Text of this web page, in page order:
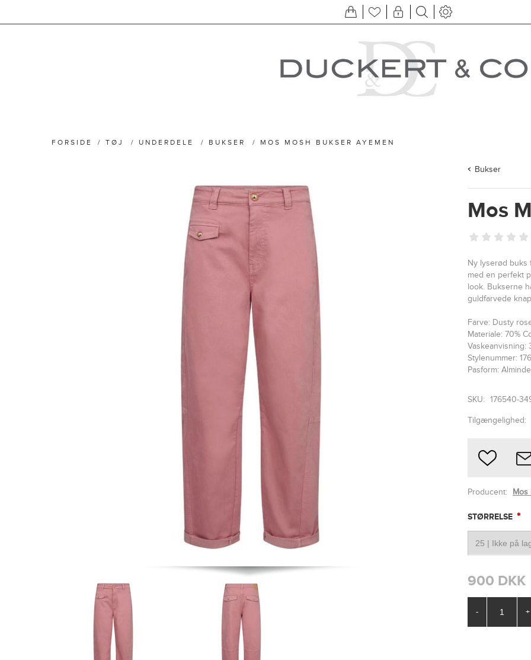
FORSIDE / TØJ / UNDERDELE / BUKSER / MOS MOSH BUKSER AYEMEN
Bukser
Mos
Ny lyserød buks
med en perfekt
look. Bukserne
guldfarvede
Farve: Dusty
Materiale: 70%
Vaskeanvisning:
Stylenummer:
Pasform:
SKU: 176540-
Tilgængelighed:
Producent: Mos
STØRRELSE *
900 DKK
- +